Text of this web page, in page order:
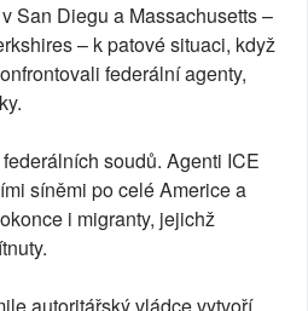
San Diegu a Massachusetts –
– k patové situaci, když
federální agenty,
soudů. Agenti ICE
síněmi po celé Americe a
i migranty, jejichž